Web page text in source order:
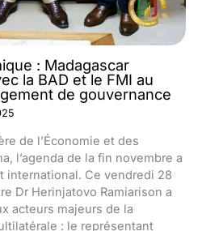
: Madagascar
la BAD et le FMI au
de gouvernance
de l’Économie et des
l’agenda de la fin novembre a
international. Ce vendredi 28
Dr Herinjatovo Ramiarison a
acteurs majeurs de la
: le représentant